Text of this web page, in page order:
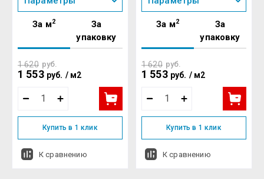
За м2
За
упаковку
1 620 руб.
1 553 руб. / м2
Купить в 1 клик
К сравнению
За м2
За
упаковку
1 620 руб.
1 553 руб. / м2
Купить в 1 клик
К сравнению